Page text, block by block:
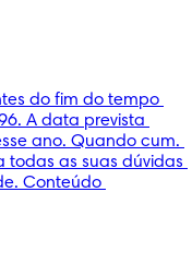
do fim do tempo
A data prevista
ano. Quando cum.
todas as suas dúvidas
Conteúdo